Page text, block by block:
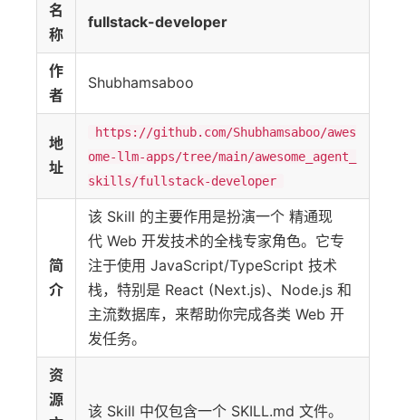
名
称
fullstack-developer
作
者
Shubhamsaboo
地
址
https://github.com/Shubhamsaboo/awes
ome-llm-apps/tree/main/awesome_agent_
skills/fullstack-developer
简
介
该 Skill 的主要作用是扮演一个 精通现
代 Web 开发技术的全栈专家角色。它专
注于使用 JavaScript/TypeScript 技术
栈，特别是 React (Next.js)、Node.js 和
主流数据库，来帮助你完成各类 Web 开
发任务。
资
源
该 Skill 中仅包含一个 SKILL.md 文件。